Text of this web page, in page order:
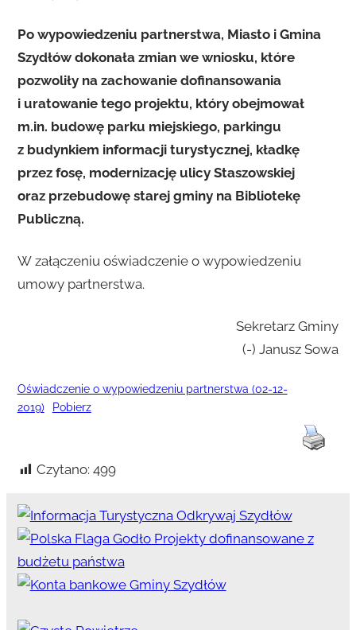
Po wypowiedzeniu partnerstwa, Miasto i Gmina
Szydłów dokonała zmian we wniosku, które
pozwoliły na zachowanie dofinansowania
i uratowanie tego projektu, który obejmował
m.in. budowę parku miejskiego, parkingu
z budynkiem informacji turystycznej, kładkę
przez fosę, modernizację ulicy Staszowskiej
oraz przebudowę starej gminy na Bibliotekę
Publiczną.
W załączeniu oświadczenie o wypowiedzeniu
umowy partnerstwa.
Sekretarz Gminy
(-) Janusz Sowa
Oświadczenie o wypowiedzeniu partnerstwa (02-12-
2019)
Pobierz
Czytano: 499